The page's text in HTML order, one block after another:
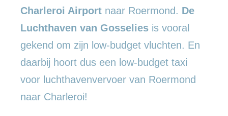
Charleroi Airport naar Roermond. De
Luchthaven van Gosselies is vooral
gekend om zijn low-budget vluchten. En
daarbij hoort dus een low-budget taxi
voor luchthavenvervoer van Roermond
naar Charleroi!